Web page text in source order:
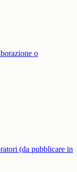
o
(da pubblicare in